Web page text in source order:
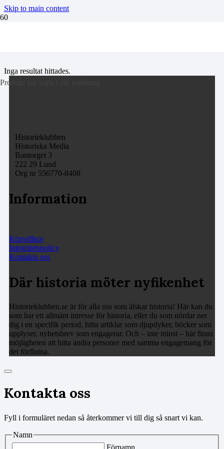
Skip to main content
Produkt
Inga resultat hittades.
Historieklubben
Historiska Media
Bantorget 3
222 29 Lund
Org nr 556770-8408
Information
Köpvillkor
Integritetspolicy
Kontakta oss
Där historia möter nyfikenhet
Historieklubben.se är för alla oss som älskar historia! Här kan du
som har ett allmänt intresse för historia, eller du som nördar ner
dig i en specifik period, hitta artiklar som djupdyker, böcker som
upplyser, nyhetsbrev som engagerar. Och – inte minst – här finns
möjligheten att hitta andra personer med samma engagemang för
det förflutna.
Kontakta oss
Fyll i formuläret nedan så återkommer vi till dig så snart vi kan.
Namn
Förnamn